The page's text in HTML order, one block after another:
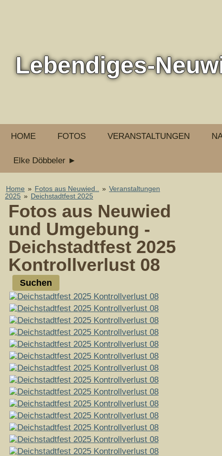
Lebendiges-
HOME FOTOS VERANSTALTUNGEN
Elke Döbbeler ►
Home » Fotos aus Neuwied.. » Veranstaltungen
2025 » Deichstadtfest 2025
Fotos aus Neuwied
und Umgebung -
Deichstadtfest 2025
Kontrollverlust 08
Suchen